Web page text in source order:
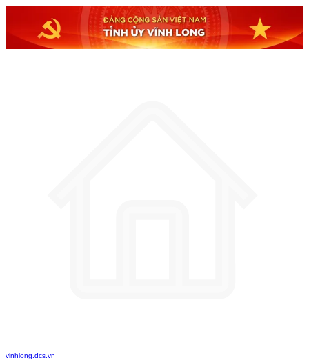
vinhlong.dcs.vn